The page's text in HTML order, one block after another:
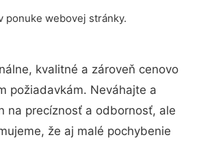
ponuke webovej stránky.
kvalitné a zároveň cenovo
požiadavkám. Neváhajte a
na precíznosť a odbornosť, ale
že aj malé pochybenie